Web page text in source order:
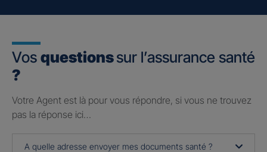
Vos questionssur l’assurance santé
?
Votre Agent est là pour vous répondre, si vous ne trouvez
pas la réponse ici…
A quelle adresse envoyer mes documents santé ?